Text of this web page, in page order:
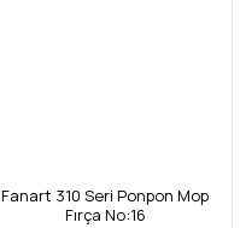
Fanart 310 Seri Ponpon Mop
Fırça No:16